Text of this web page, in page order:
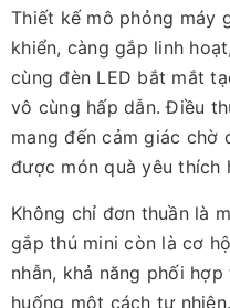
Thiết kế mô phỏng máy
khiển, càng gắp linh
cùng đèn LED bắt mắt
vô cùng hấp dẫn. Điều
mang đến cảm giác chờ
được món quà yêu thích
Không chỉ đơn thuần là
gắp thú mini còn là cơ
nhẫn, khả năng phối
huống một cách tự nhiên.